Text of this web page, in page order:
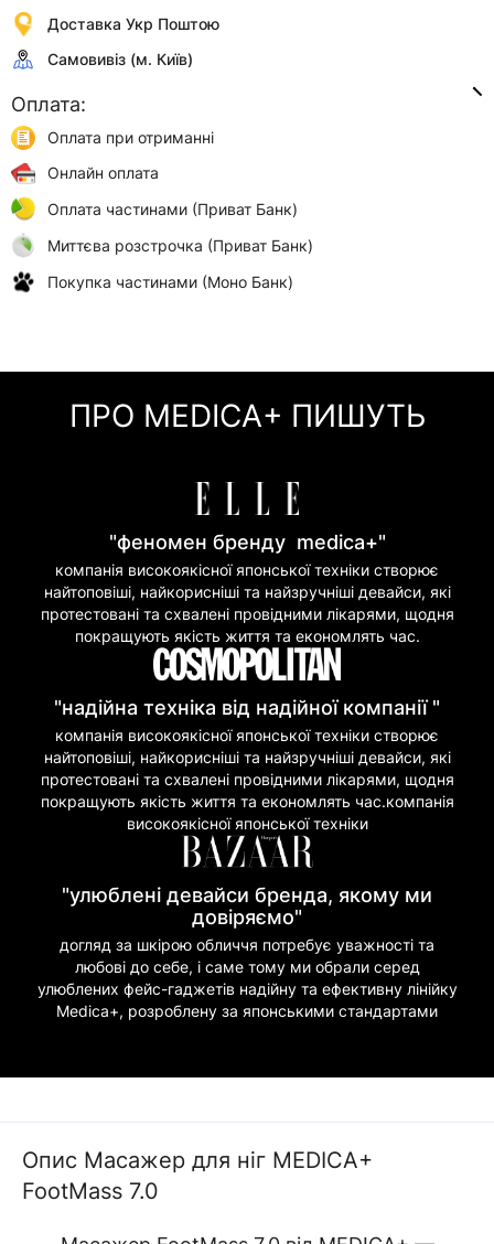
Доставка Укр Поштою
Самовивіз (м. Київ)
Оплата:
Оплата при отриманні
Онлайн оплата
Оплата частинами (Приват Банк)
Миттєва розстрочка (Приват Банк)
Покупка частинами (Моно Банк)
ПРО MEDICA+ ПИШУТЬ
"феномен бренду medica+"
компанія високоякісної японської техніки створює
найтоповіші, найкорисніші та найзручніші девайси, які
протестовані та схвалені провідними лікарями, щодня
покращують якість життя та економлять час.
"надійна техніка від надійної компанії "
компанія високоякісної японської техніки створює
найтоповіші, найкорисніші та найзручніші девайси, які
протестовані та схвалені провідними лікарями, щодня
покращують якість життя та економлять час.компанія
високоякісної японської техніки
"улюблені девайси бренда, якому ми
довіряємо"
догляд за шкірою обличчя потребує уважності та
любові до себе, і саме тому ми обрали серед
улюблених фейс-гаджетів надійну та ефективну лінійку
Medica+, розроблену за японськими стандартами
Опис Масажер для ніг MEDICA+
FootMass 7.0